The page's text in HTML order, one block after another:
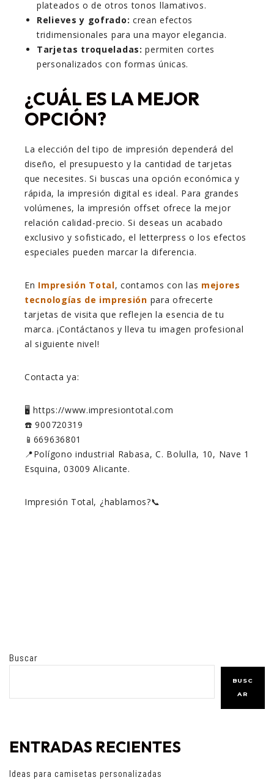
plateados o de otros tonos llamativos.
Relieves y gofrado: crean efectos
tridimensionales para una mayor elegancia.
Tarjetas troqueladas: permiten cortes
personalizados con formas únicas.
¿CUÁL ES LA MEJOR
OPCIÓN?
La elección del tipo de impresión dependerá del
diseño, el presupuesto y la cantidad de tarjetas
que necesites. Si buscas una opción económica y
rápida, la impresión digital es ideal. Para grandes
volúmenes, la impresión offset ofrece la mejor
relación calidad-precio. Si deseas un acabado
exclusivo y sofisticado, el letterpress o los efectos
especiales pueden marcar la diferencia.
En Impresión Total, contamos con las mejores
tecnologías de impresión para ofrecerte
tarjetas de visita que reflejen la esencia de tu
marca. ¡Contáctanos y lleva tu imagen profesional
al siguiente nivel!
Contacta ya:
🖥️ https://www.impresiontotal.com
☎️ 900720319
📱669636801
📍Polígono industrial Rabasa, C. Bolulla, 10, Nave 1
Esquina, 03009 Alicante.
Impresión Total, ¿hablamos?📞
Buscar
BUSC
AR
ENTRADAS RECIENTES
Ideas para camisetas personalizadas